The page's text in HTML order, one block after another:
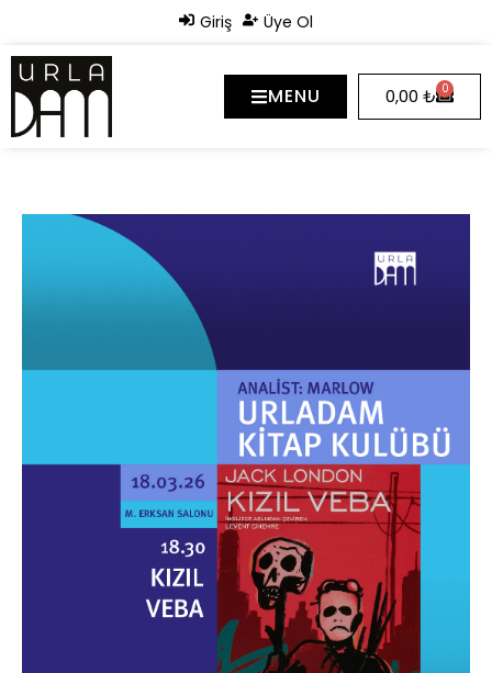
Giriş Üye Ol
MENU 0,00 ₺ 0